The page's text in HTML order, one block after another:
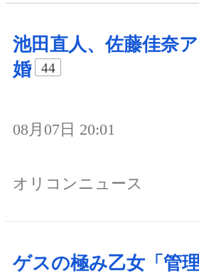
池田直人、佐藤佳奈
婚
44
08月07日 20:01
オリコンニュース
ゲスの極み乙女「管